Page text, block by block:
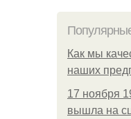
Как мы
наших
17 ноября
вышла на